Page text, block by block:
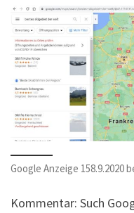
Google Anzeige 158.9.2020
Kommentar: Such